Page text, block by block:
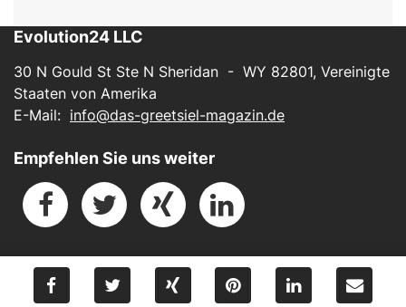
Evolution24 LLC
30 N Gould St Ste N Sheridan - WY 82801, Vereinigte
Staaten von Amerika
E-Mail: info@das-greetsiel-magazin.de
Empfehlen Sie uns weiter
Impressum -Datenschutz